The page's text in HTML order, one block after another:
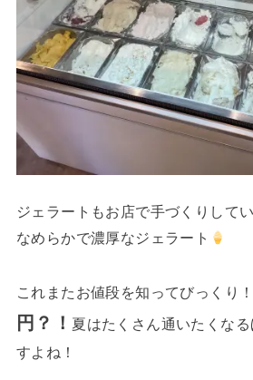
ジェラートもお店で手づくりして
なめらかで濃厚なジェラート
これまたお値段を知ってびっくり！
円？！ 夏はたくさん通いたくな
すよね！